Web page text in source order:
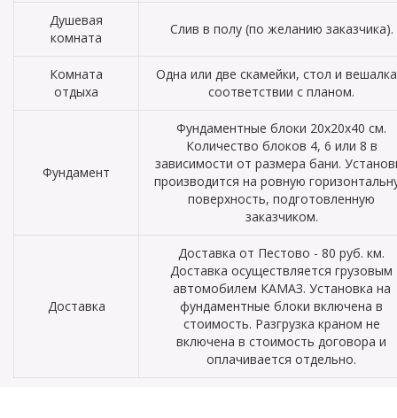
Душевая
комната
Слив в полу (по желанию заказчика).
Комната
отдыха
Одна или две скамейки, стол и
соответствии с планом.
Фундамент
Фундаментные блоки 20х20х40 см.
Количество блоков 4, 6 или 8 в
зависимости от размера бани.
производится на ровную
поверхность, подготовленную
заказчиком.
Доставка
Доставка от Пестово - 80 руб. км.
Доставка осуществляется грузовым
автомобилем КАМАЗ. Установка на
фундаментные блоки включена в
стоимость. Разгрузка краном не
включена в стоимость договора и
оплачивается отдельно.